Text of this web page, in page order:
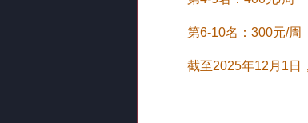
第6-10名：300元/周
截至2025年12月1日